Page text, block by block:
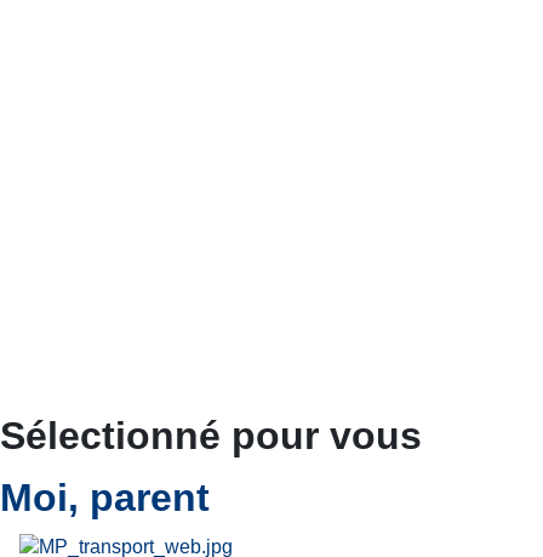
Sélectionné pour vous
Moi, parent